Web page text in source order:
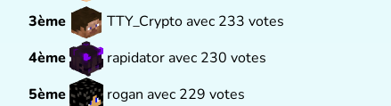
3ème
TTY_Crypto avec 233 votes
4ème
rapidator avec 230 votes
5ème
rogan avec 229 votes